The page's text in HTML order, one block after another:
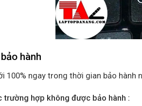
hành
100% ngay trong thời gian bảo hành
trường hợp không được bảo hành :